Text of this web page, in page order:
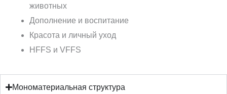
животных
Дополнение и воспитание
Красота и личный уход
HFFS и VFFS
Мономатериальная структура